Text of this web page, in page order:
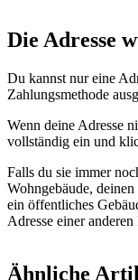
Die Adresse
Du kannst nur eine
Zahlungsmethode
Wenn deine Adresse
vollständig ein und
Falls du sie immer
Wohngebäude,
ein öffentliches
Adresse einer anderen
Ähnliche